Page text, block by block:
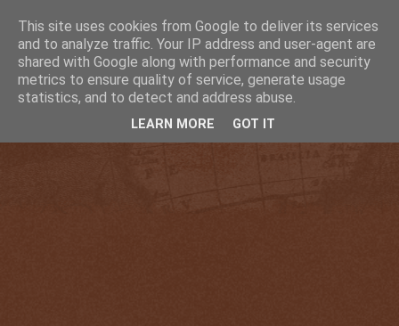
This site uses cookies from Google to deliver its services
and to analyze traffic. Your IP address and user-agent are
shared with Google along with performance and security
metrics to ensure quality of service, generate usage
statistics, and to detect and address abuse.
LEARN MORE GOT IT